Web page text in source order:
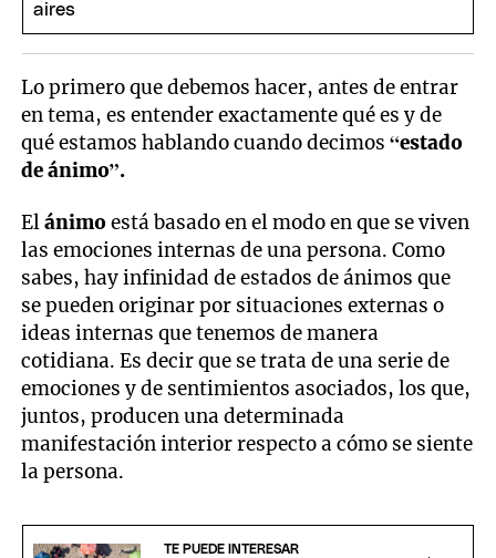
Lo primero que debemos hacer, antes de entrar
en tema, es entender exactamente qué es y de
qué estamos hablando cuando decimos“estado
de ánimo”.
Elánimoestá basado en el modo en que se viven
las emociones internas de una persona. Como
sabes, hay infinidad de estados de ánimos que
se pueden originar por situaciones externas o
ideas internas que tenemos de manera
cotidiana. Es decir que se trata de una serie de
emociones y de sentimientos asociados, los que,
juntos, producen una determinada
manifestación interior respecto a cómo se siente
la persona.
TE PUEDE INTERESAR